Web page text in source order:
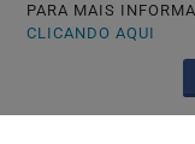
PARA MAIS
CLICANDO AQUI